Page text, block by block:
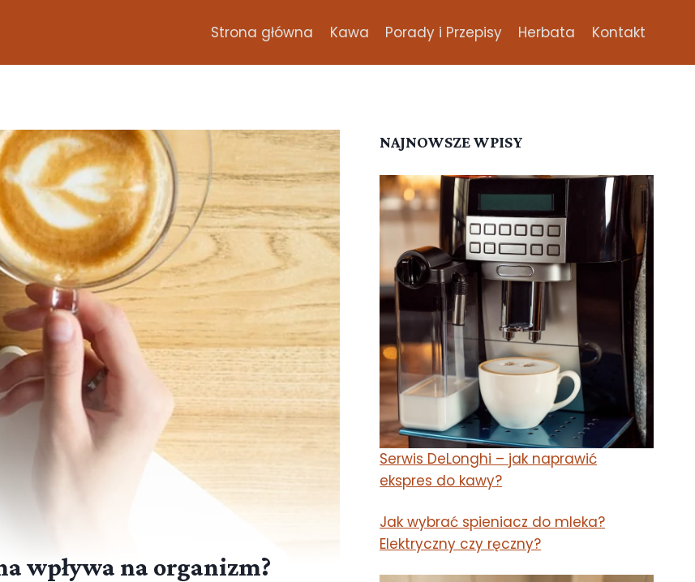
Strona główna Kawa Porady i Przepisy Herbata Kontakt
wpływa na organizm?
NAJNOWSZE WPISY
Serwis DeLonghi – jak naprawić
ekspres do kawy?
Jak wybrać spieniacz do mleka?
Elektryczny czy ręczny?